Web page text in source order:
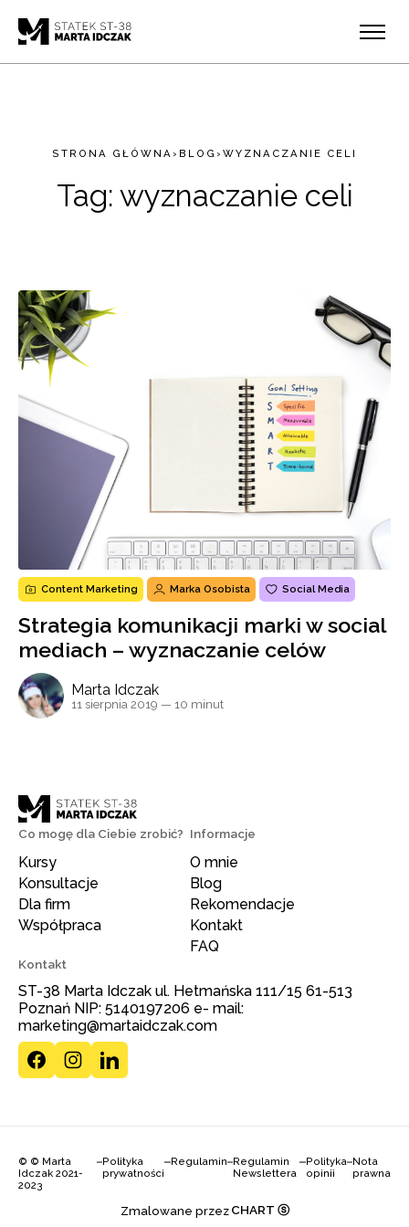
STRONA GŁÓWNA › BLOG › WYZNACZANIE CELI
Tag: wyznaczanie celi
Content Marketing Marka Osobista Social Media
Strategia komunikacji marki w social
mediach – wyznaczanie celów
Marta Idczak
11 sierpnia 2019 — 10 minut
Co mogę dla Ciebie zrobić?
Kursy
Konsultacje
Dla firm
Współpraca
Informacje
O mnie
Blog
Rekomendacje
Kontakt
FAQ
Kontakt
ST-38 Marta Idczak ul. Hetmańska 111/15 61-513
Poznań NIP: 5140197206 e- mail:
marketing@martaidczak.com
© © Marta
Idczak 2021-
2023
Polityka
prywatności
Regulamin
Regulamin
Newslettera
Polityka
opinii
Nota
prawna
Zmalowane przez CHART ⓢ